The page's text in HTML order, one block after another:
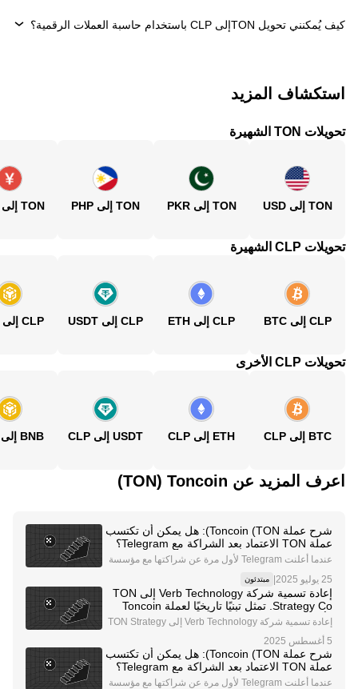
كيف يُمكنني تحويل ‏TONإلى ‏CLP باستخدام حاسبة العملات الرقمية؟
استكشاف المزيد
تحويلات TON الشهيرة
TON إلى USD TON إلى PKR TON إلى PHP TON إلى CNY
تحويلات CLP الشهيرة
CLP إلى BTC CLP إلى ETH CLP إلى USDT CLP إلى BNB
تحويلات CLP الأخرى
BTC إلى CLP ETH إلى CLP USDT إلى CLP BNB إلى CLP
اعرف المزيد عن‏ Toncoin (‏TON)
شرح عملة Toncoin (TON): هل يمكن أن تكتسب
عملة TON الاعتماد بعد الشراكة مع Telegram؟
عندما أعلنت Telegram لأول مرة عن شراكتها مع مؤسسة
ت الشبكة المفتوحة (TON) وToncoin ختم الموافق
مبتدئون
إعادة تسمية شركة Verb Technology إلى TON
Strategy Co. تمثل تبنيًا تاريخيًا لعملة Toncoin
كأصل احتياطي للخزينة
إعادة تسمية شركة Verb Technology إلى TON Strategy
Co. (TSC): خطوة تاريخية في تبني العملات الرقمية من قب
ل الشركات أعلنت شركة Verb Technology، وهي شركة م
درجة في البورصة، عن مبادرة إعادة تسمية جريئة، حيث
شرح عملة Toncoin (TON): هل يمكن أن تكتسب
عملة TON الاعتماد بعد الشراكة مع Telegram؟
عندما أعلنت Telegram لأول مرة عن شراكتها مع مؤسسة